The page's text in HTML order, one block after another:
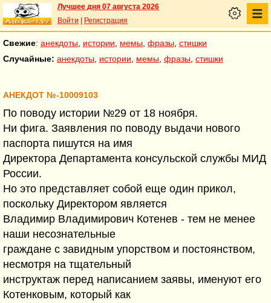
Лучшее дня 07 августа 2026
Войти
Регистрация
Свежие: анекдоты истории мемы фразы стишки
Случайные: анекдоты истории мемы фразы стишки
АНЕКДОТ №-10009103
По поводу истории №29 от 18 ноября.
Ни фига. Заявления по поводу выдачи нового
паспорта пишутся на имя
Директора Департамента консульской службы МИД
России.
Но это представляет собой еще один прикол,
поскольку Директором является
Владимир Владимирович Котенев - тем не менее
наши несознательные
граждане с завидным упорством и постоянством,
несмотря на тщательный
инструктаж перед написанием заявы, именуют его
Котенковым, который как